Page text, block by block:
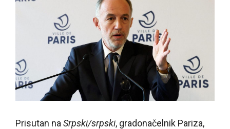
Prisutan na Srpski/srpski, gradonačelnik Pariza,